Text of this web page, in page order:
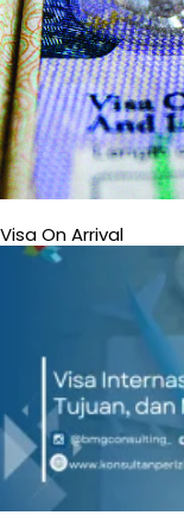
Visa On Arrival